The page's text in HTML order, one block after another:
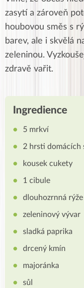
zasytí a zároveň
houbovou směs s
barev, ale i skvělá
zeleninou.
zdravě vařit.
Ingredience
5 mrkví
2 hrsti domácích
kousek cukety
1 cibule
dlouhozrnná rýže
zeleninový vývar
sladká paprika
drcený kmín
majoránka
sůl